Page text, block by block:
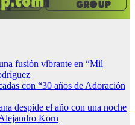
fusión vibrante en “Mil
con “30 años de Adoración
despide el año con una noche
Korn